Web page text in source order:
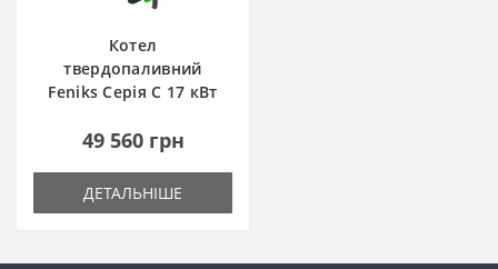
Котел
твердопаливний
Feniks Серія C 17 кВт
49 560 грн
ДЕТАЛЬНІШЕ